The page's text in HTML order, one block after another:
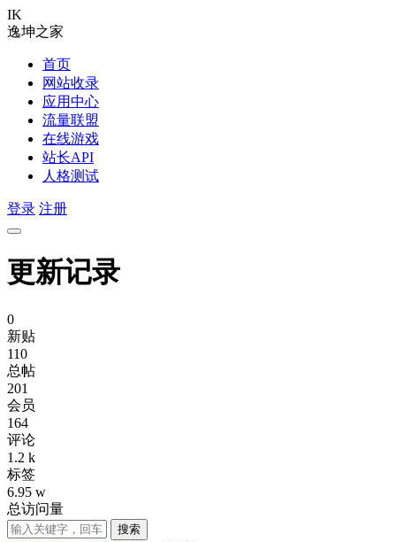
IK
逸坤之家
首页
网站收录
应用中心
流量联盟
在线游戏
站长API
人格测试
登录 注册
更新记录
0
新贴
110
总帖
201
会员
164
评论
1.2 k
标签
6.95 w
总访问量
搜索